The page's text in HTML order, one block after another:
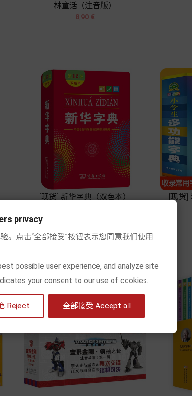
林童话（注音版）
Prix
8,90 €
 
[现货] 新华字典（双色本）
Chariot
[现货]
privacy
。点击“全部接受”按钮表示您同意我们使用
possible user experience, and analyze site
your consent to our use of cookies.
Reject 全部接受 Accept all